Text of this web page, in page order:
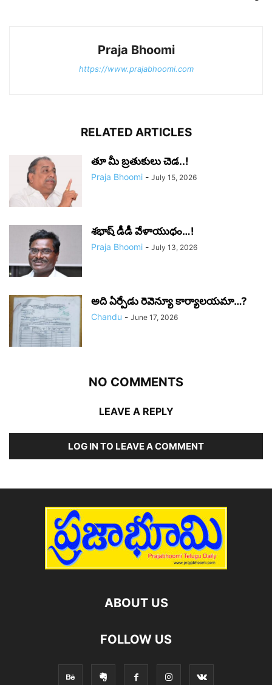
Praja Bhoomi
https://www.prajabhoomi.com
RELATED ARTICLES
తూ మీ బ్రతుకులు చెడ..!
Praja Bhoomi - July 15, 2026
శభాష్ డీడీ వేళాయుధం…!
Praja Bhoomi - July 13, 2026
అది ఏర్పేడు రెవెన్యూ కార్యాలయమా…?
Chandu - June 17, 2026
NO COMMENTS
LEAVE A REPLY
LOG IN TO LEAVE A COMMENT
ABOUT US
FOLLOW US